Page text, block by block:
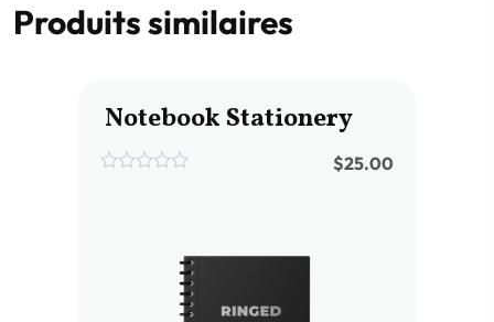
Produits similaires
Notebook Stationery
$25.00